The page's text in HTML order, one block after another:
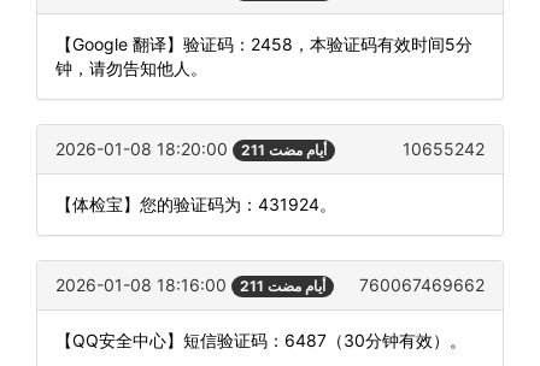
【Google 翻译】验证码：2458，本验证码有效时间5分
钟，请勿告知他人。
2026-01-08 18:20:00 211 أيام مضت 10655242
【体检宝】您的验证码为：431924。
2026-01-08 18:16:00 211 أيام مضت 760067469662
【QQ安全中心】短信验证码：6487（30分钟有效）。